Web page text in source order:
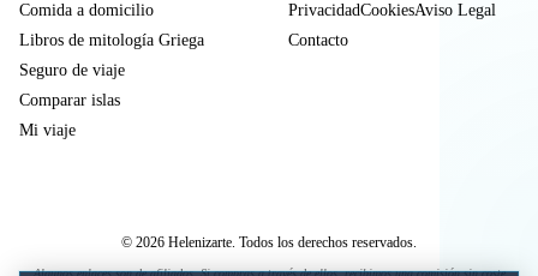
Comida a domicilio
Libros de mitología Griega
Seguro de viaje
Comparar islas
Mi viaje
PrivacidadCookiesAviso Legal
Contacto
© 2026 Helenizarte. Todos los derechos reservados.
Algunos enlaces son de afiliados. Si compras a través de ellos, recibimos una comisión sin coste